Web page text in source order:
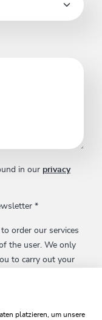
in our privacy
*
order our services
the user. We only
to carry out your
platzieren, um unsere